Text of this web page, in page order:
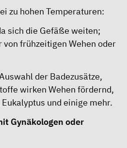
zu hohen Temperaturen:
sich die Gefäße weiten;
frühzeitigen Wehen oder
der Badezusätze,
wirken Wehen fördernd,
und einige mehr.
Gynäkologen oder